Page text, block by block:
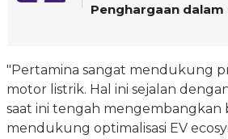
Penghargaan
"Pertamina sangat mendukung
motor listrik. Hal ini sejalan
saat ini tengah mengembangkan
mendukung optimalisasi EV